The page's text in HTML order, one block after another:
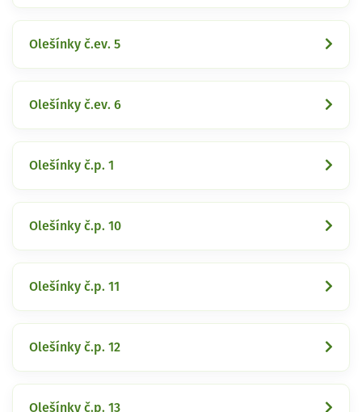
Olešínky č.ev. 5
Olešínky č.ev. 6
Olešínky č.p. 1
Olešínky č.p. 10
Olešínky č.p. 11
Olešínky č.p. 12
Olešínky č.p. 13